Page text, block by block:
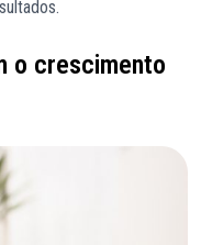
o crescimento